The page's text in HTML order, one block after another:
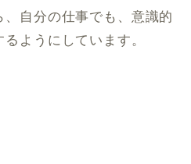
自分の仕事でも、意識的
ようにしています。